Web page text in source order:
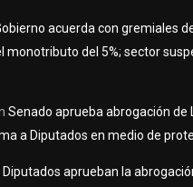
acuerda con gremiales
monotributo del 5%; sector
Senado aprueba abrogación de
a Diputados en medio de
Diputados aprueban la